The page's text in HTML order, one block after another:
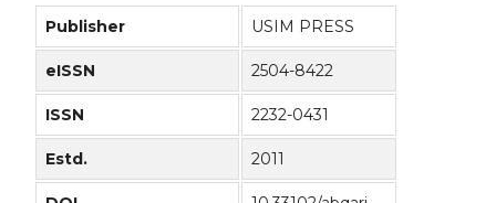
Publisher USIM PRESS
eISSN 2504-8422
ISSN 2232-0431
Estd. 2011